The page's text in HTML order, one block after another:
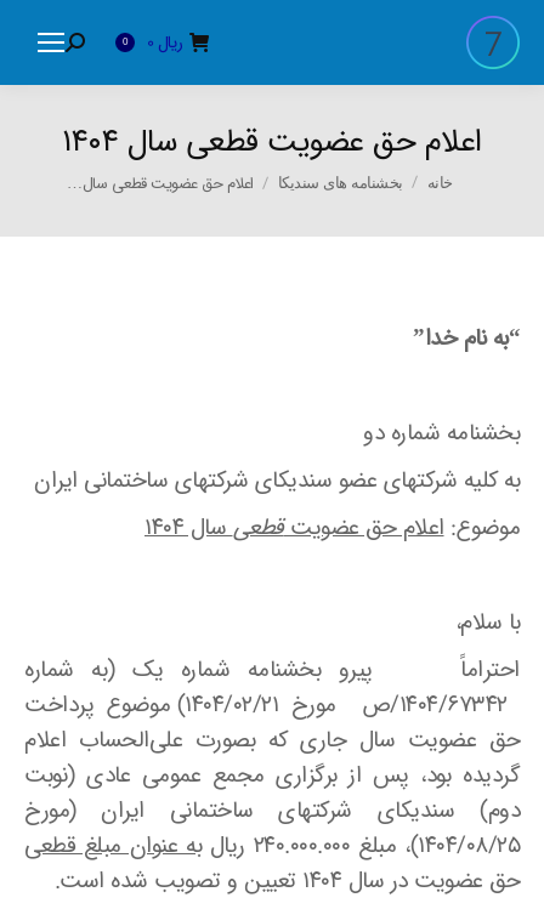
ریال 0
Search:
اعلام حق عضویت قطعی سال ۱۴۰۴
You are here:
خانه بخشنامه های سندیکا اعلام حق عضویت قطعی سال…
“به نام خدا”
بخشنامه شماره دو
به کلیه شرکتهای عضو سندیکای شرکتهای ساختمانی ایران
موضوع:اعلام حق عضویتقطعیسال ۱۴۰۴
با سلام،
احتراماً پیرو بخشنامه شماره یک (به شماره
۱۴۰۴/۶۷۳۴۲/ص مورخ ۱۴۰۴/۰۲/۲۱) موضوع پرداخت
حق عضویت سال جاری که بصورت علی‌الحساب اعلام
گردیده بود، پس از برگزاری مجمع عمومی عادی (نوبت
دوم) سندیکای شرکتهای ساختمانی ایران (مورخ
۱۴۰۴/۰۸/۲۵)، مبلغ ۲۴۰.۰۰۰.۰۰۰ ریال
به عنوان مبلغ قطعی
حق عضویت در سال ۱۴۰۴ تعیین و تصویب شده است.